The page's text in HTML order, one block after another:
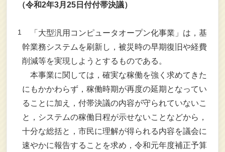
（令和2年3月25日付付帯決議）
1
「大型汎用コンピュータオープン化事業」は，基
幹業務システムを刷新し，被災時の早期復旧や経費
削減等を実現しようとするものである。
本事業に関しては，確実な稼働を強く求めてきた
にもかかわらず，稼働時期が再度の延期となってい
ることに加え，付帯決議の内容が守られていないこ
と，システムの稼働日程が示せないことなどから，
十分な総括と，市民に理解が得られる内容を議会に
速やかに報告することを求め，令和元年度補正予算